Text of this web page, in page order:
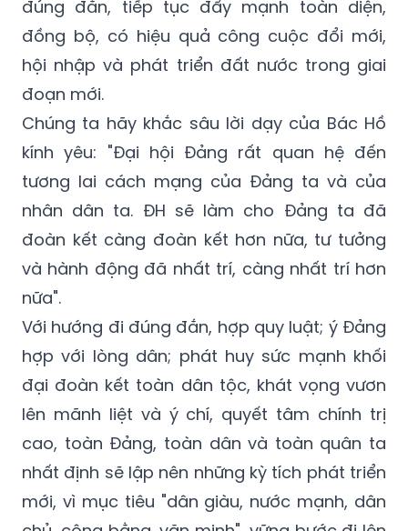
đúng đắn, tiếp tục đẩy mạnh toàn diện,
đồng bộ, có hiệu quả công cuộc đổi mới,
hội nhập và phát triển đất nước trong giai
đoạn mới.
Chúng ta hãy khắc sâu lời dạy của Bác Hồ
kính yêu: "Đại hội Đảng rất quan hệ đến
tương lai cách mạng của Đảng ta và của
nhân dân ta. ĐH sẽ làm cho Đảng ta đã
đoàn kết càng đoàn kết hơn nữa, tư tưởng
và hành động đã nhất trí, càng nhất trí hơn
nữa".
Với hướng đi đúng đắn, hợp quy luật; ý Đảng
hợp với lòng dân; phát huy sức mạnh khối
đại đoàn kết toàn dân tộc, khát vọng vươn
lên mãnh liệt và ý chí, quyết tâm chính trị
cao, toàn Đảng, toàn dân và toàn quân ta
nhất định sẽ lập nên những kỳ tích phát triển
mới, vì mục tiêu "dân giàu, nước mạnh, dân